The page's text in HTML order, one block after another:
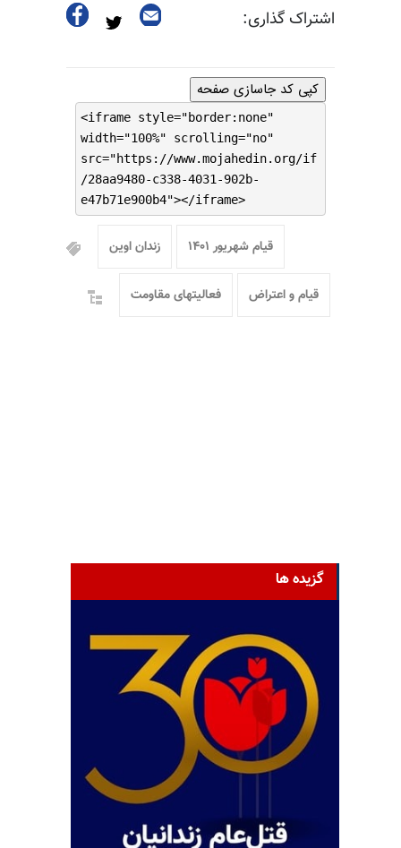
اشتراک گذاری:
کپی کد جاسازی صفحه
<iframe style="border:none"
width="100%" scrolling="no"
src="https://www.mojahedin.org/if
/28aa9480-c338-4031-902b-
e47b71e900b4"></iframe>
قیام شهریور ۱۴۰۱ زندان اوین
قیام و اعتراض فعالیتهای مقاومت
گزیده ها